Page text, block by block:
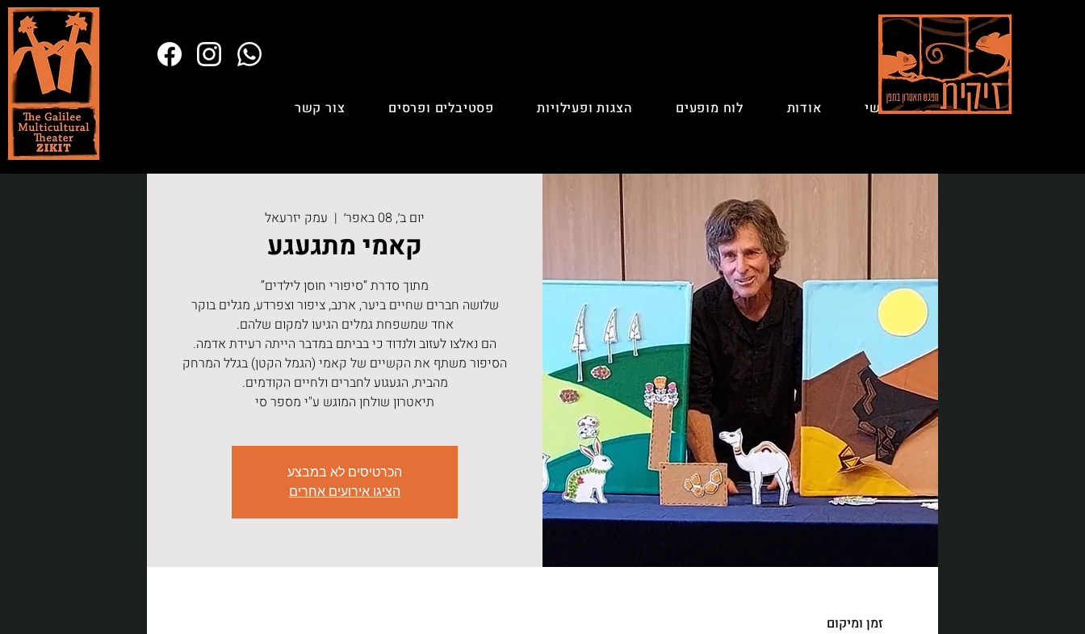
ראשי אודות לוח מופעים הצגות ופעילויות פסטיבלים ופרסים צור קשר
יום ב׳, 08 באפר׳
  |
עמק יזרעאל
קאמי מתגעגע
שלושה חברים שחיים ביער, ארנב, ציפור וצפרדע, מגלים בוקר
הסיפור משתף את הקשיים של קאמי (הגמל הקטן) בגלל המרחק
תיאטרון שולחן המוגש ע"י מספר סי
הכרטיסים לא במבצע
הציגו אירועים אחרים
זמן ומיקום